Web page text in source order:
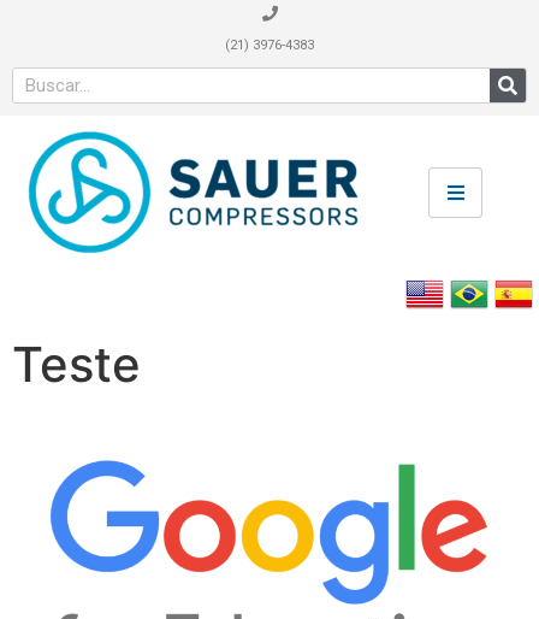
(21) 3976-4383
Teste